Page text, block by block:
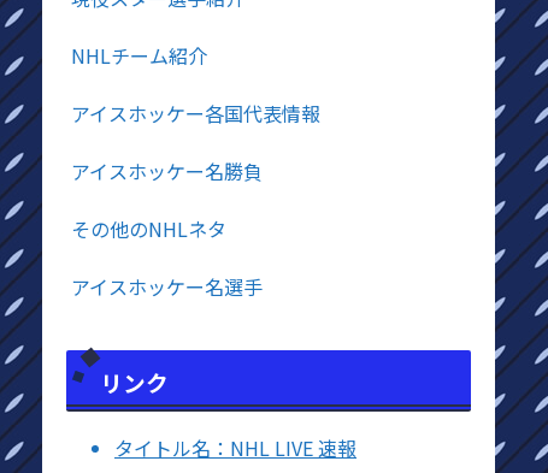
NHLチーム紹介
アイスホッケー各国代表情報
アイスホッケー名勝負
その他のNHLネタ
アイスホッケー名選手
リンク
タイトル名：NHL LIVE 速報